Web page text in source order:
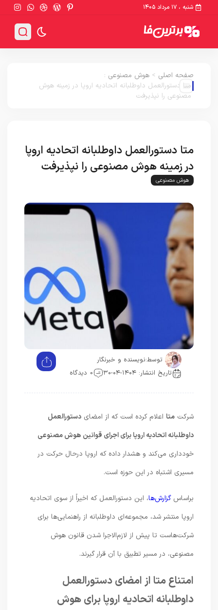
شنبه ، ۱۷ مرداد ۱۴۰۵
صفحه اصلی > هوش مصنوعی :
متا دستورالعمل داوطلبانه اتحادیه اروپا در زمینه هوش
مصنوعی را نپذیرفت
متا دستورالعمل داوطلبانه اتحادیه اروپا
در زمینه هوش مصنوعی را نپذیرفت
هوش مصنوعی
توسط: نویسنده و خبرنگار
تاریخ انتشار: ۱۴۰۴-۰۴-۳۰
0 دیدگاه
متااعلام کرده است که از امضایدستورالعمل
داوطلبانه اتحادیه اروپا برای اجرای قوانین هوش مصنوعی
خودداری می‌کند و هشدار داده که اروپا درحال حرکت در
مسیری اشتباه در این حوزه است.
براساسگزارش‌ها، این دستورالعمل که اخیراً از سوی اتحادیه
اروپا منتشر شد، مجموعه‌ای داوطلبانه از راهنمایی‌ها برای
شرکت‌هاست تا پیش از لازم‌الاجرا شدن قانون هوش
مصنوعی، در مسیر تطبیق با آن قرار گیرند.
امتناع متا از امضای دستورالعمل
داوطلبانه اتحادیه اروپا برای هوش